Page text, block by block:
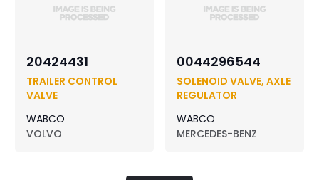
20424431
TRAILER CONTROL
VALVE
WABCO
VOLVO
0044296544
SOLENOID VALVE, AXLE
REGULATOR
WABCO
MERCEDES-BENZ